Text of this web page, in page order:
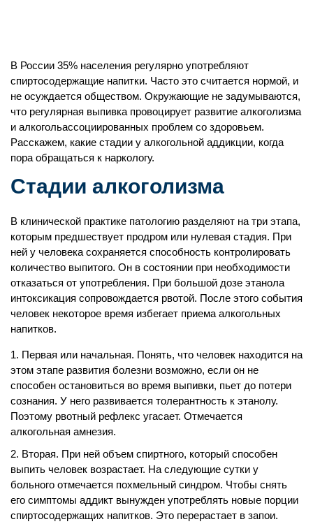
В России 35% населения регулярно употребляют
спиртосодержащие напитки. Часто это считается нормой, и
не осуждается обществом. Окружающие не задумываются,
что регулярная выпивка провоцирует развитие алкоголизма
и алкогольассоциированных проблем со здоровьем.
Расскажем, какие стадии у алкогольной аддикции, когда
пора обращаться к наркологу.
Стадии алкоголизма
В клинической практике патологию разделяют на три этапа,
которым предшествует продром или нулевая стадия. При
ней у человека сохраняется способность контролировать
количество выпитого. Он в состоянии при необходимости
отказаться от употребления. При большой дозе этанола
интоксикация сопровождается рвотой. После этого события
человек некоторое время избегает приема алкогольных
напитков.
Первая или начальная. Понять, что человек находится на
этом этапе развития болезни возможно, если он не
способен остановиться во время выпивки, пьет до потери
сознания. У него развивается толерантность к этанолу.
Поэтому рвотный рефлекс угасает. Отмечается
алкогольная амнезия.
Вторая. При ней объем спиртного, который способен
выпить человек возрастает. На следующие сутки у
больного отмечается похмельный синдром. Чтобы снять
его симптомы аддикт вынужден употреблять новые порции
спиртосодержащих напитков. Это перерастает в запои.